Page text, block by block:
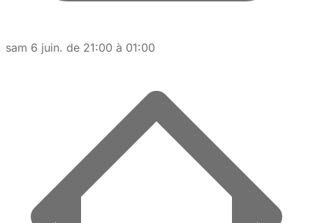
sam 6 juin. de 21:00 à 01:00